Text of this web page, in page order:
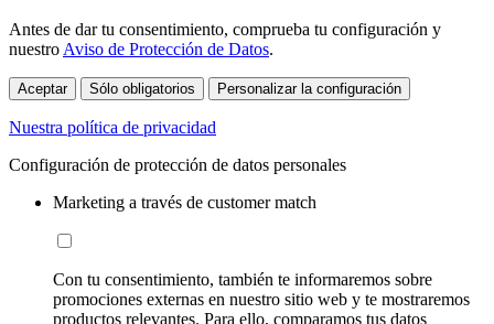
Antes de dar tu consentimiento, comprueba tu configuración y
nuestro Aviso de Protección de Datos.
Aceptar Sólo obligatorios Personalizar la configuración
Nuestra política de privacidad
Configuración de protección de datos personales
Marketing a través de customer match
Con tu consentimiento, también te informaremos sobre
promociones externas en nuestro sitio web y te mostraremos
productos relevantes. Para ello, comparamos tus datos